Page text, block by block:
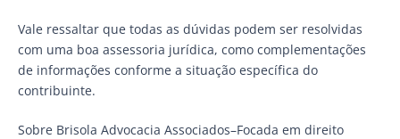
Vale ressaltar que todas as dúvidas podem ser resolvidas
com uma boa assessoria jurídica, como complementações
de informações conforme a situação específica do
contribuinte.
Sobre Brisola Advocacia Associados–Focada em direito